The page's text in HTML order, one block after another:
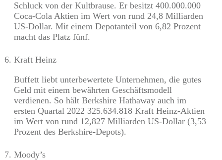
Schluck von der Kultbrause. Er besitzt 400.000.000
Coca-Cola Aktien im Wert von rund 24,8 Milliarden
US-Dollar. Mit einem Depotanteil von 6,82 Prozent
macht das Platz fünf.
Kraft Heinz
Buffett liebt unterbewertete Unternehmen, die gutes
Geld mit einem bewährten Geschäftsmodell
verdienen. So hält Berkshire Hathaway auch im
ersten Quartal 2022 325.634.818 Kraft Heinz-Aktien
im Wert von rund 12,827 Milliarden US-Dollar (3,53
Prozent des Berkshire-Depots).
Moody’s